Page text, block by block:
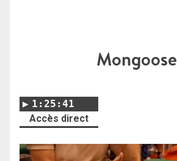
Mongoose
1:25:41
Accès direct